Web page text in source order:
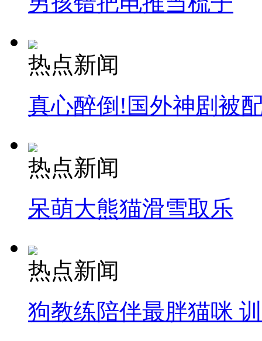
热点新闻
真心醉倒!国外神剧被
热点新闻
呆萌大熊猫滑雪取乐
热点新闻
狗教练陪伴最胖猫咪